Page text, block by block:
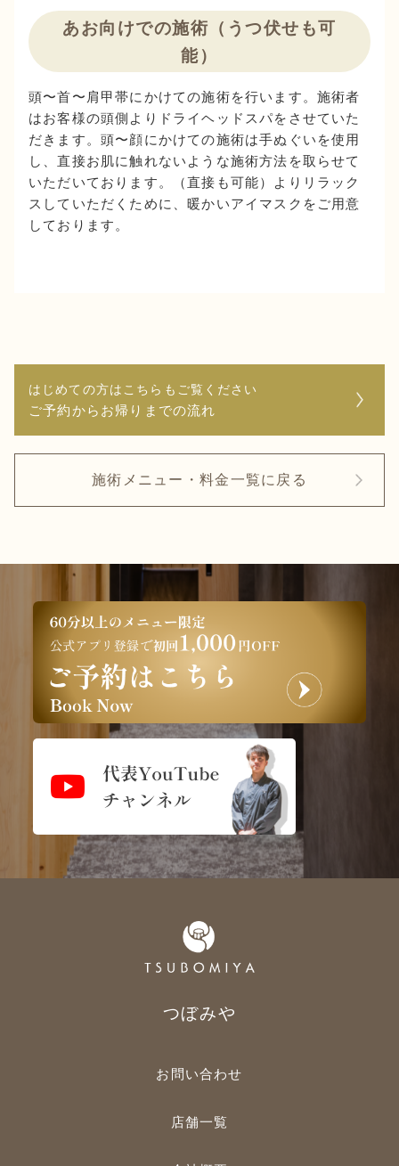
あお向けでの施術（うつ伏せも可
能）
頭〜首〜肩甲帯にかけての施術を行います。施術者
はお客様の頭側よりドライヘッドスパをさせていた
だきます。頭〜顔にかけての施術は手ぬぐいを使用
し、直接お肌に触れないような施術方法を取らせて
いただいております。（直接も可能）よりリラック
スしていただくために、暖かいアイマスクをご用意
しております。
はじめての方はこちらもご覧ください
ご予約からお帰りまでの流れ
施術メニュー・料金一覧に戻る
つぼみや
お問い合わせ
店舗一覧